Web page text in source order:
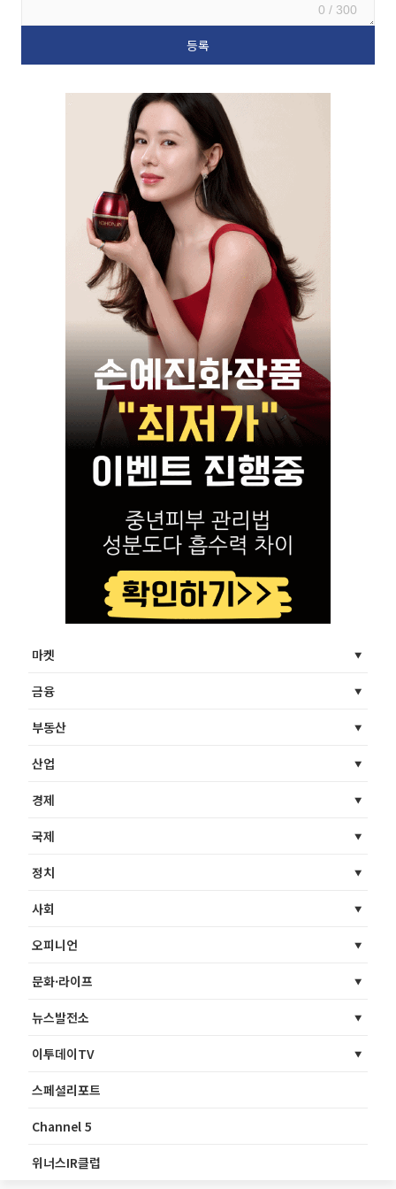
0 / 300
마켓
금융
부동산
산업
경제
국제
정치
사회
오피니언
문화·라이프
뉴스발전소
이투데이TV
스페셜리포트
Channel 5
위너스IR클럽